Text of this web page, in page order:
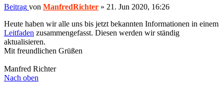
Beitrag von ManfredRichter » 21. Jun 2020, 16:26
Heute haben wir alle uns bis jetzt bekannten Informationen in einem
Leitfaden zusammengefasst. Diesen werden wir ständig
aktualisieren.
Mit freundlichen Grüßen
Manfred Richter
Nach oben